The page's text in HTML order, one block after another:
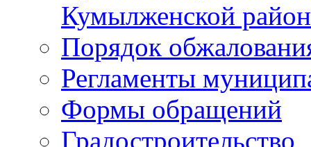
Кумылженской
Порядок
Регламенты
Формы обращений
Градостроительство